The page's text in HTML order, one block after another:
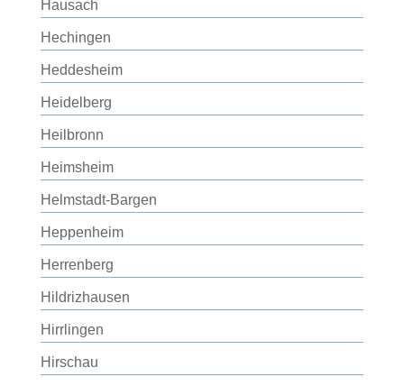
Hausach
Hechingen
Heddesheim
Heidelberg
Heilbronn
Heimsheim
Helmstadt-Bargen
Heppenheim
Herrenberg
Hildrizhausen
Hirrlingen
Hirschau